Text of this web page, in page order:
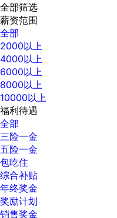
全部筛选
薪资范围
全部
2000以上
4000以上
6000以上
8000以上
10000以上
福利待遇
全部
三险一金
五险一金
包吃住
综合补贴
年终奖金
奖励计划
销售奖金